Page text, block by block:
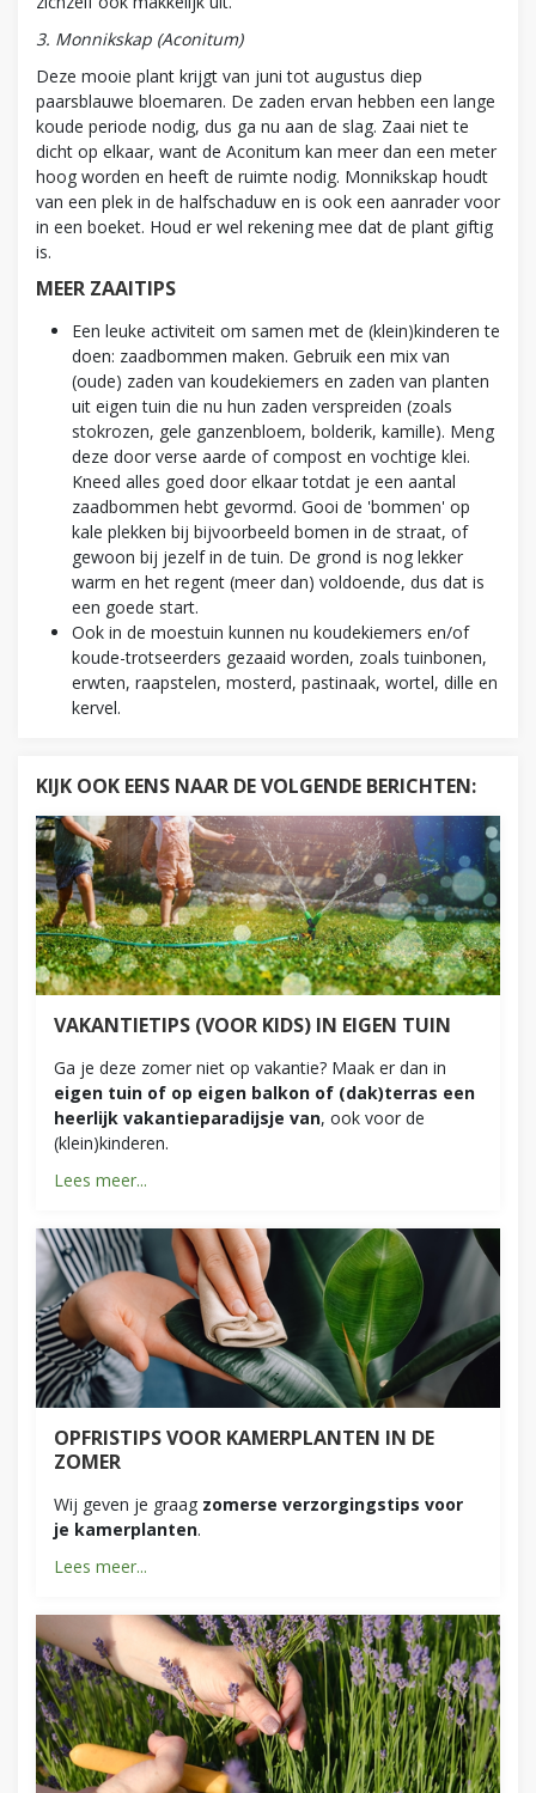
3. Monnikskap (Aconitum)
Deze mooie plant krijgt van juni tot augustus diep
paarsblauwe bloemaren. De zaden ervan hebben een lange
koude periode nodig, dus ga nu aan de slag. Zaai niet te
dicht op elkaar, want de Aconitum kan meer dan een meter
hoog worden en heeft de ruimte nodig. Monnikskap houdt
van een plek in de halfschaduw en is ook een aanrader voor
in een boeket. Houd er wel rekening mee dat de plant giftig
is.
MEER ZAAITIPS
Een leuke activiteit om samen met de (klein)kinderen te
doen: zaadbommen maken. Gebruik een mix van
(oude) zaden van koudekiemers en zaden van planten
uit eigen tuin die nu hun zaden verspreiden (zoals
stokrozen, gele ganzenbloem, bolderik, kamille). Meng
deze door verse aarde of compost en vochtige klei.
Kneed alles goed door elkaar totdat je een aantal
zaadbommen hebt gevormd. Gooi de 'bommen' op
kale plekken bij bijvoorbeeld bomen in de straat, of
gewoon bij jezelf in de tuin. De grond is nog lekker
warm en het regent (meer dan) voldoende, dus dat is
een goede start.
Ook in de moestuin kunnen nu koudekiemers en/of
koude-trotseerders gezaaid worden, zoals tuinbonen,
erwten, raapstelen, mosterd, pastinaak, wortel, dille en
kervel.
KIJK OOK EENS NAAR DE VOLGENDE BERICHTEN:
VAKANTIETIPS (VOOR KIDS) IN EIGEN TUIN
Ga je deze zomer niet op vakantie? Maak er dan in
eigen tuin of op eigen balkon of (dak)terras een
heerlijk vakantieparadijsje van, ook voor de
(klein)kinderen.
Lees meer...
OPFRISTIPS VOOR KAMERPLANTEN IN DE
ZOMER
Wij geven je graag zomerse verzorgingstips voor
je kamerplanten.
Lees meer...